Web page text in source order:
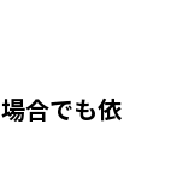
合でも依